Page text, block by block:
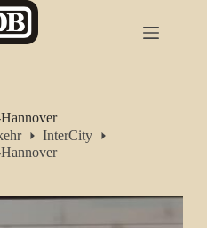
InterCity